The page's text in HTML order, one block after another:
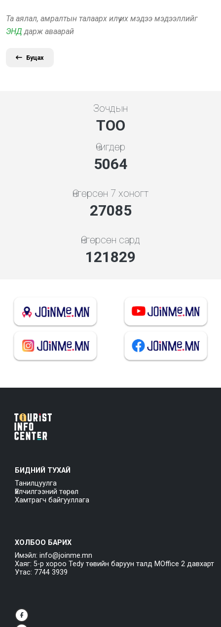
Та аялал, амралтын талаарх илүү их мэдээ мэдээллийг
ЭНД дарж аваарай
Буцах
Зочдын
ТОО
Өчигдөр
5453
Өнгөрсөн 7 хоногт
29169
Өнгөрсөн сард
131201
БИДНИЙ ТУХАЙ
Танилцуулга
Үйлчилгээний төрөл
Хамтрагч байгууллага
ХОЛБОО БАРИХ
Имэйл: info@joinme.mn
Хаяг: 5-р хороо Tedy төвийн баруун талд MOffice 2 давхарт
Утас: 7744 3939